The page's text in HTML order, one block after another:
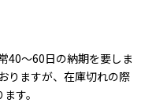
40～60日の納期を要しま
りますが、在庫切れの際
す。